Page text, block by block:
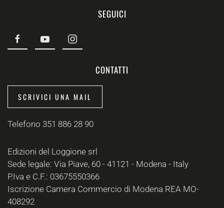
SEGUICI
CONTATTI
SCRIVICI UNA MAIL
Telefono 351 886 28 90
Edizioni del Loggione srl
Sede legale: Via Piave, 60 - 41121 - Modena - Italy
P.Iva e C.F.: 03675550366
Iscrizione Camera Commercio di Modena REA MO-
408292